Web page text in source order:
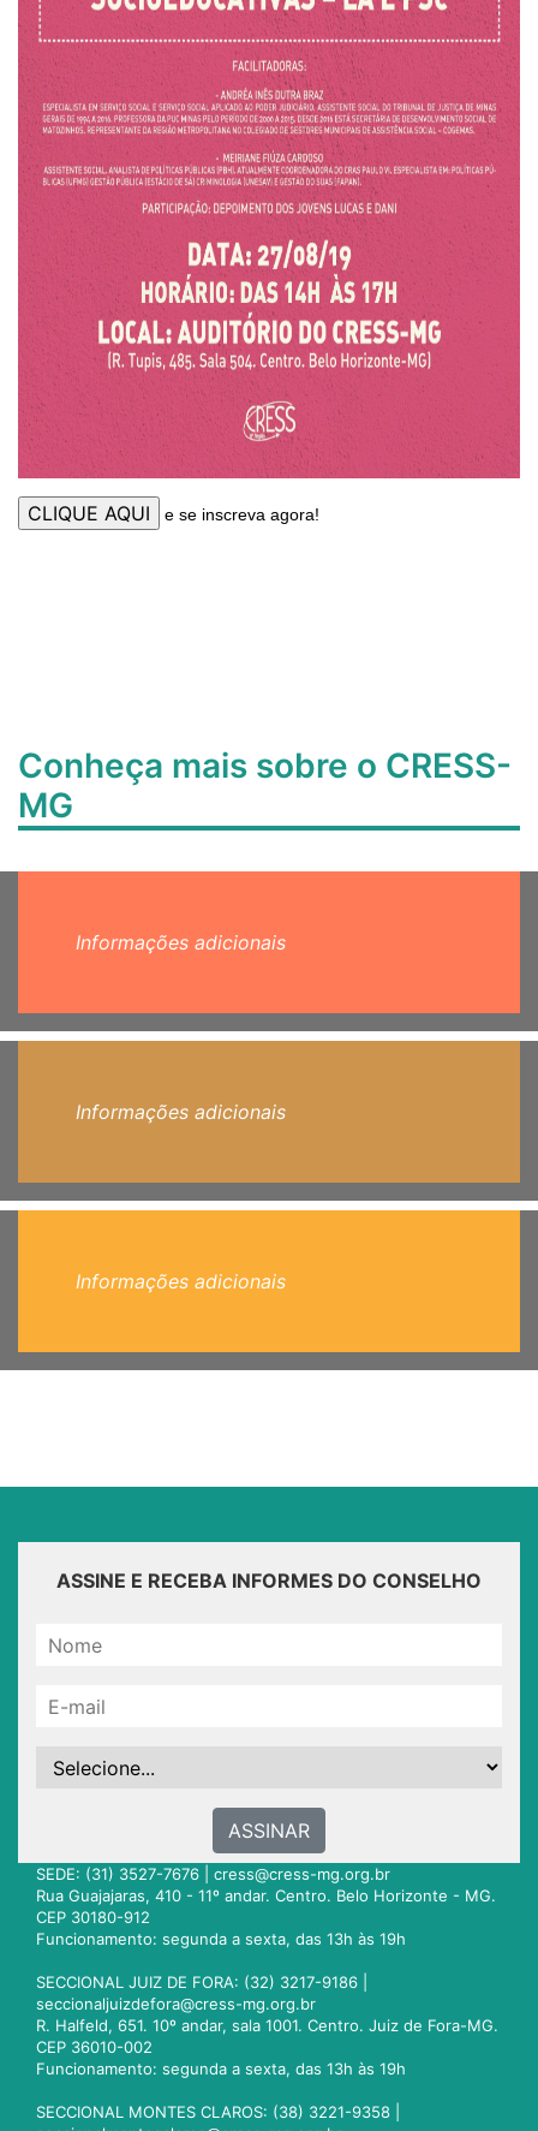
e se inscreva agora!
Conheça mais sobre o CRESS-
MG
Informações adicionais
Informações adicionais
Informações adicionais
ASSINE E RECEBA INFORMES DO CONSELHO
ASSINAR
SEDE: (31) 3527-7676 | cress@cress-mg.org.br
Rua Guajajaras, 410 - 11º andar. Centro. Belo Horizonte - MG.
CEP 30180-912
Funcionamento: segunda a sexta, das 13h às 19h
SECCIONAL JUIZ DE FORA: (32) 3217-9186 |
seccionaljuizdefora@cress-mg.org.br
R. Halfeld, 651. 10º andar, sala 1001. Centro. Juiz de Fora-MG.
CEP 36010-002
Funcionamento: segunda a sexta, das 13h às 19h
SECCIONAL MONTES CLAROS: (38) 3221-9358 |